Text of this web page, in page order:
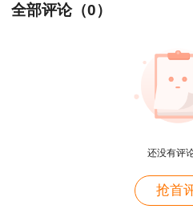
《建设工程计价》以及《
《建设工程造价案例分析
考试的合格标准为各科目
《建设工程造价管理》的
全部评论（0）
还没有评
抢首